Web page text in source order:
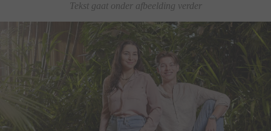
Tekst gaat onder afbeelding verder